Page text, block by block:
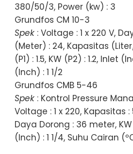
380/50/3, Power (kw) : 3
Grundfos CM 10-3
Spek : Voltage : 1 x 220 V,
(Meter) : 24, Kapasitas
(P1) : 1.5, KW (P2) : 1.2, Inlet
(Inch) : 1 1/2
Grundfos CMB 5-46
Spek : Kontrol Pressure
Voltage : 1 x 220, Kapasitas
Daya Dorong : 36 meter,
(Inch) : 1 1/4, Suhu Cairan